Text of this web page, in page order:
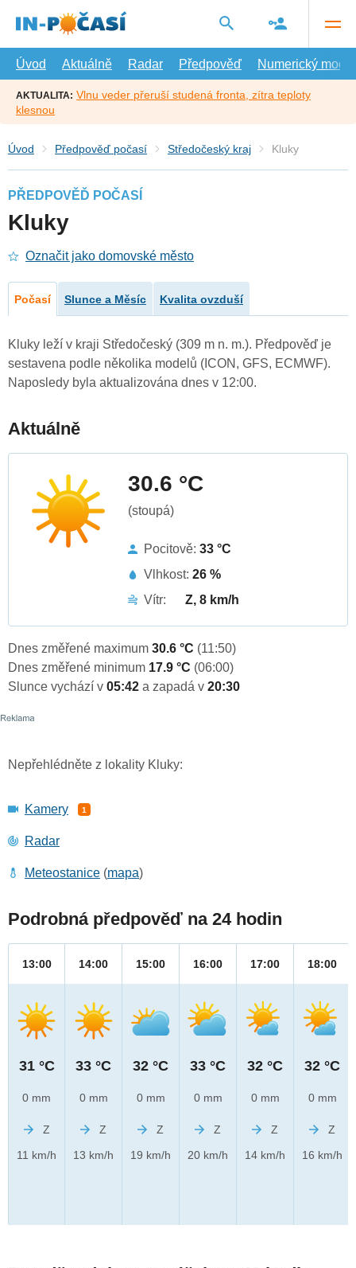
hlavní
Úvod
Aktuálně Radar Předpověď Numerický model
AKTUALITA: Vlnu veder přeruší studená fronta, zítra teploty
klesnou
Úvod Předpověď počasí Středočeský kraj Kluky
PŘEDPOVĚĎ POČASÍ
Kluky
Označit jako domovské město
Počasí Slunce a Měsíc Kvalita ovzduší
Kluky leží v kraji Středočeský (309 m n. m.). Předpověď je
sestavena podle několika modelů (ICON, GFS, ECMWF).
Naposledy byla aktualizována dnes v 12:00.
Aktuálně
30.6 °C
(stoupá)
Pocitově: 33 °C
Vlhkost: 26 %
Vítr:
Z, 8 km/h
Dnes změřené maximum 30.6 °C (11:50)
Dnes změřené minimum 17.9 °C (06:00)
Slunce vychází v 05:42 a zapadá v 20:30
Nepřehlédněte z lokality Kluky:
Kamery 1
Radar
Meteostanice (mapa)
Podrobná předpověď na 24 hodin
13:00
31 °C
0 mm
Z
11 km/h
14:00
33 °C
0 mm
Z
13 km/h
15:00
32 °C
0 mm
Z
19 km/h
16:00
33 °C
0 mm
Z
20 km/h
17:00
32 °C
0 mm
Z
14 km/h
18:00
32 °C
0 mm
Z
16 km/h